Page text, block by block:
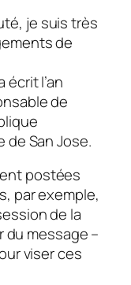
je suis très
de
l’an
de
de San Jose.
postées
par exemple,
de la
du message –
viser ces